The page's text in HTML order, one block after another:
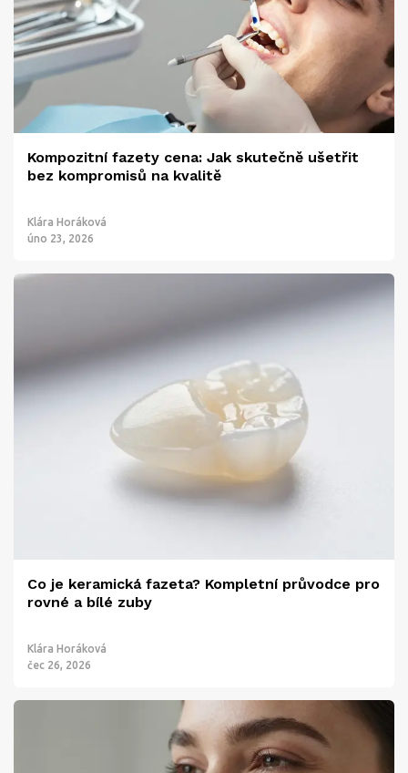
Kompozitní fazety cena: Jak skutečně ušetřit
bez kompromisů na kvalitě
Klára Horáková
úno 23, 2026
Co je keramická fazeta? Kompletní průvodce pro
rovné a bílé zuby
Klára Horáková
čec 26, 2026